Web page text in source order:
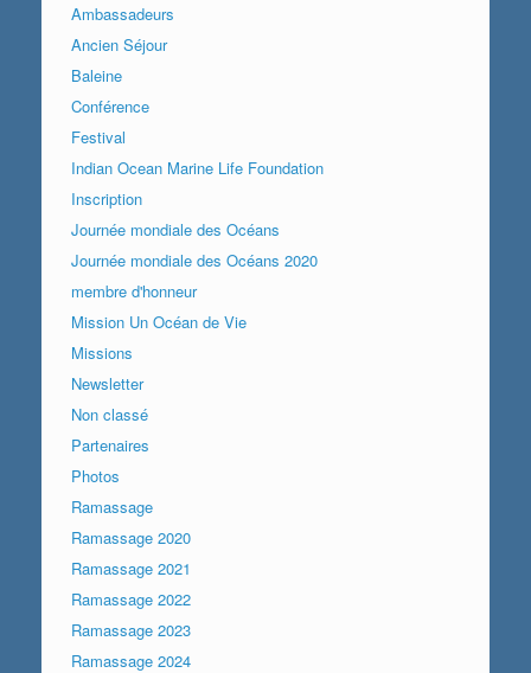
Ambassadeurs
Ancien Séjour
Baleine
Conférence
Festival
Indian Ocean Marine Life Foundation
Inscription
Journée mondiale des Océans
Journée mondiale des Océans 2020
membre d'honneur
Mission Un Océan de Vie
Missions
Newsletter
Non classé
Partenaires
Photos
Ramassage
Ramassage 2020
Ramassage 2021
Ramassage 2022
Ramassage 2023
Ramassage 2024